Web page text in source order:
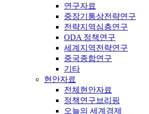
연구자료
중장기통상전략연구
전략지역심층연구
ODA 정책연구
세계지역전략연구
중국종합연구
기타
현안자료
전체현안자료
정책연구브리핑
오늘의 세계경제